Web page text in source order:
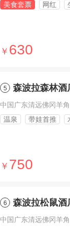
美食套票
网红
￥ 630
5 森波拉森林酒
中国广东清远佛冈羊
温泉
带娃首推
￥ 750
6 森波拉松鼠酒
中国广东清远佛冈羊